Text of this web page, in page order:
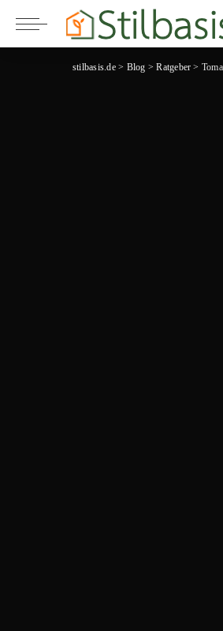
stilbasis.de> Blog >Ratgeber >